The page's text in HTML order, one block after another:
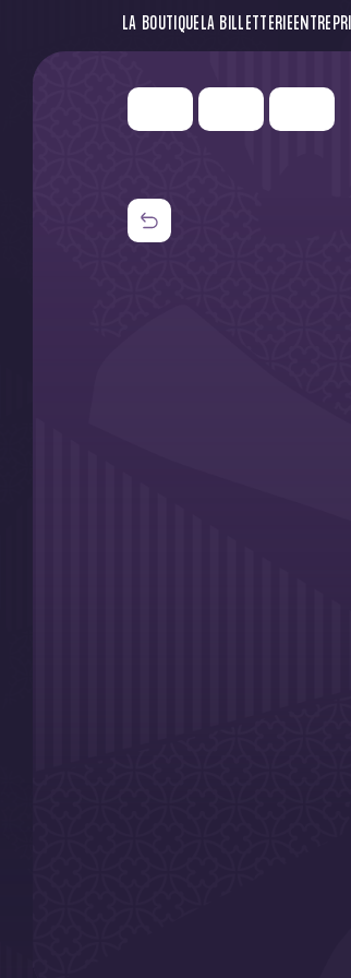
LA BOUTIQUELA BILLETTERIE